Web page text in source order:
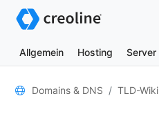
Allgemein Hosting Server
Allgemein
Domains & DNS TLD-Wiki